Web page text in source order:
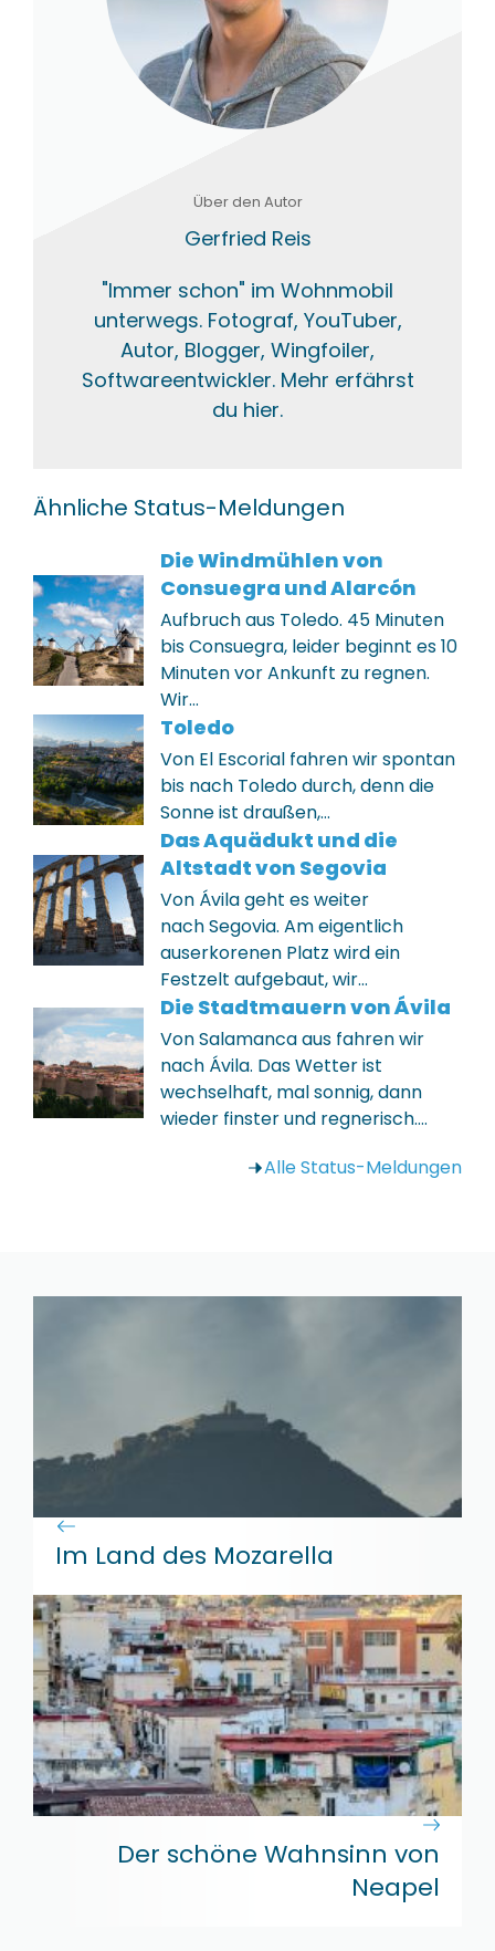
Über den Autor
Gerfried Reis
"Immer schon" im Wohnmobil
unterwegs. Fotograf, YouTuber,
Autor, Blogger, Wingfoiler,
Softwareentwickler. Mehr erfährst
du hier.
Ähnliche Status-Meldungen
Die Windmühlen von
Consuegra und Alarcón
Aufbruch aus Toledo. 45 Minuten
bis Consuegra, leider beginnt es 10
Minuten vor Ankunft zu regnen.
Wir…
Toledo
Von El Escorial fahren wir spontan
bis nach Toledo durch, denn die
Sonne ist draußen,…
Das Aquädukt und die
Altstadt von Segovia
Von Ávila geht es weiter
nach Segovia. Am eigentlich
auserkorenen Platz wird ein
Festzelt aufgebaut, wir…
Die Stadtmauern von Ávila
Von Salamanca aus fahren wir
nach Ávila. Das Wetter ist
wechselhaft, mal sonnig, dann
wieder finster und regnerisch.…
Alle Status-Meldungen
Im Land des Mozarella
Der schöne Wahnsinn von
Neapel